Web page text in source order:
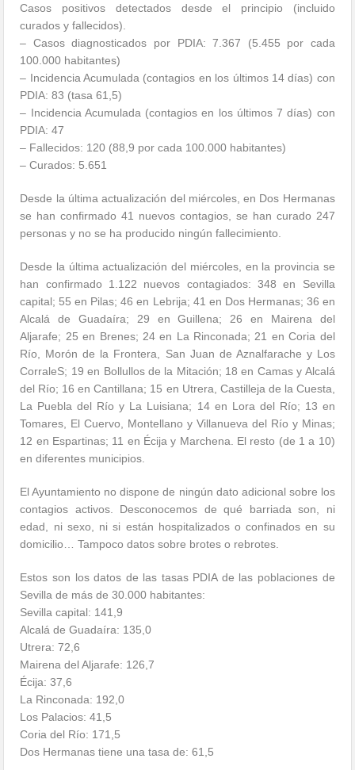
Casos positivos detectados desde el principio (incluido
curados y fallecidos).
– Casos diagnosticados por PDIA: 7.367 (5.455 por cada
100.000 habitantes)
– Incidencia Acumulada (contagios en los últimos 14 días) con
PDIA: 83 (tasa 61,5)
– Incidencia Acumulada (contagios en los últimos 7 días) con
PDIA: 47
– Fallecidos: 120 (88,9 por cada 100.000 habitantes)
– Curados: 5.651
Desde la última actualización del miércoles, en Dos Hermanas
se han confirmado 41 nuevos contagios, se han curado 247
personas y no se ha producido ningún fallecimiento.
Desde la última actualización del miércoles, en la provincia se
han confirmado 1.122 nuevos contagiados: 348 en Sevilla
capital; 55 en Pilas; 46 en Lebrija; 41 en Dos Hermanas; 36 en
Alcalá de Guadaíra; 29 en Guillena; 26 en Mairena del
Aljarafe; 25 en Brenes; 24 en La Rinconada; 21 en Coria del
Río, Morón de la Frontera, San Juan de Aznalfarache y Los
CorraleS; 19 en Bollullos de la Mitación; 18 en Camas y Alcalá
del Río; 16 en Cantillana; 15 en Utrera, Castilleja de la Cuesta,
La Puebla del Río y La Luisiana; 14 en Lora del Río; 13 en
Tomares, El Cuervo, Montellano y Villanueva del Río y Minas;
12 en Espartinas; 11 en Écija y Marchena. El resto (de 1 a 10)
en diferentes municipios.
El Ayuntamiento no dispone de ningún dato adicional sobre los
contagios activos. Desconocemos de qué barriada son, ni
edad, ni sexo, ni si están hospitalizados o confinados en su
domicilio… Tampoco datos sobre brotes o rebrotes.
Estos son los datos de las tasas PDIA de las poblaciones de
Sevilla de más de 30.000 habitantes:
Sevilla capital: 141,9
Alcalá de Guadaíra: 135,0
Utrera: 72,6
Mairena del Aljarafe: 126,7
Écija: 37,6
La Rinconada: 192,0
Los Palacios: 41,5
Coria del Río: 171,5
Dos Hermanas tiene una tasa de: 61,5